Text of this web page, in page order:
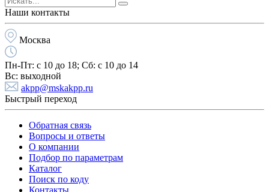
Наши контакты
Москва
Пн-Пт: с 10 до 18; Cб: с 10 до 14
Вс: выходной
akpp@mskakpp.ru
Быстрый переход
Обратная связь
Вопросы и ответы
О компании
Подбор по параметрам
Каталог
Поиск по коду